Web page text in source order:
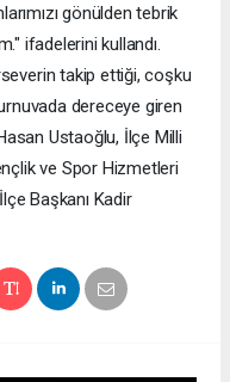
gönülden tebrik
ifadelerini kullandı.
takip ettiği, coşku
dereceye giren
Ustaoğlu, İlçe Milli
ve Spor Hizmetleri
Başkanı Kadir